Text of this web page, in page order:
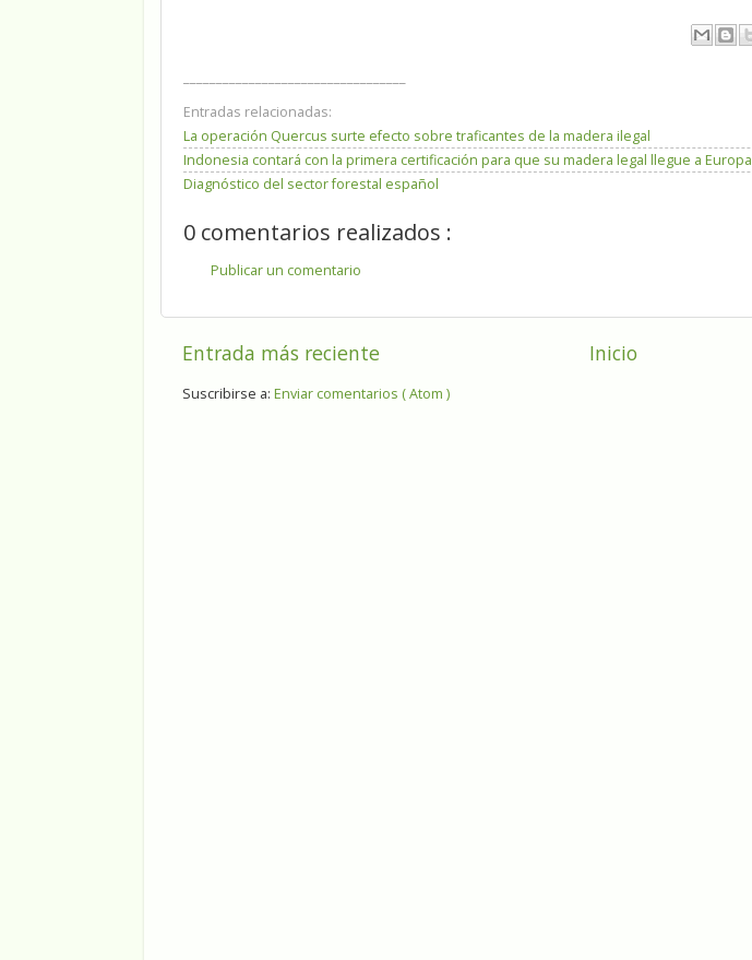
Entradas relacionadas:
La operación Quercus surte efecto sobre traficantes de la madera ilegal
Indonesia contará con la primera certificación para que su madera legal llegue a Europa
Diagnóstico del sector forestal español
0 comentarios realizados :
Publicar un comentario
Entrada más reciente Inicio
Suscribirse a: Enviar comentarios ( Atom )